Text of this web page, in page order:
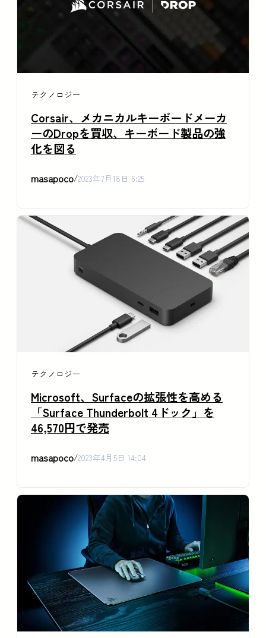
テクノロジー
Corsair、メカニカルキーボードメーカ
ーのDropを買収、キーボード製品の強
化を図る
masapoco/2023年7月18日 6:25
テクノロジー
Microsoft、Surfaceの拡張性を高める
「Surface Thunderbolt 4ドック」を
46,570円で発売
masapoco/2023年4月5日 14:04